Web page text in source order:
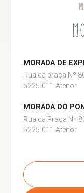
MORADA DE
Rua da praça Nº
5225-011 Atenor
MORADA DO
Rua da Praça Nº
5225-011 Atenor